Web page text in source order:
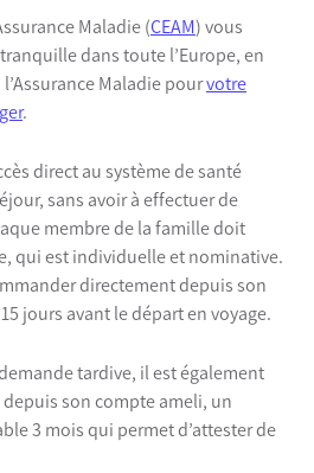
Maladie (CEAM) vous
dans toute l’Europe, en
Maladie pourvotre
.
direct au système de santé
sans avoir à effectuer de
membre de la famille doit
qui est individuelle et nominative.
directement depuis son
jours avant le départ en voyage.
tardive, il est également
son compte ameli, un
3 mois qui permet d’attester de